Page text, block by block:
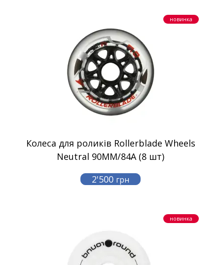
новинка
Колеса для роликів Rollerblade Wheels
Neutral 90MM/84A (8 шт)
2'500 грн
новинка